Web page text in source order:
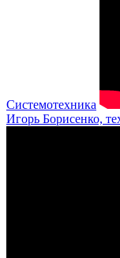
Системотехника
Игорь Борисенко,